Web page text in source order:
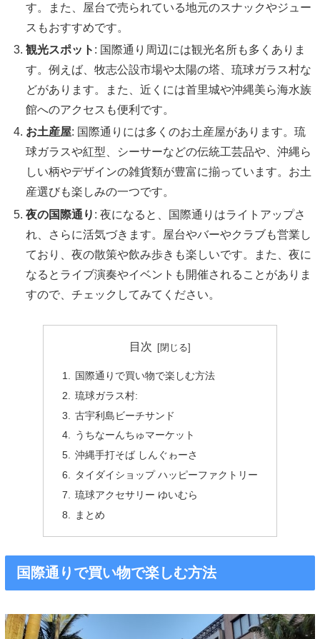
す。また、屋台で売られている地元のスナックやジュー
スもおすすめです。
観光スポット : 国際通り周辺には観光名所も多くありま
す。例えば、牧志公設市場や太陽の塔、琉球ガラス村な
どがあります。また、近くには首里城や沖縄美ら海水族
館へのアクセスも便利です。
お土産屋: 国際通りには多くのお土産屋があります。琉
球ガラスや紅型、シーサーなどの伝統工芸品や、沖縄ら
しい柄やデザインの雑貨類が豊富に揃っています。お土
産選びも楽しみの一つです。
夜の国際通り : 夜になると、国際通りはライトアップさ
れ、さらに活気づきます。屋台やバーやクラブも営業し
ており、夜の散策や飲み歩きも楽しいです。また、夜に
なるとライブ演奏やイベントも開催されることがありま
すので、チェックしてみてください。
目次
国際通りで買い物で楽しむ方法
琉球ガラス村:
古宇利島ビーチサンド
うちなーんちゅマーケット
沖縄手打そば しんぐゎーさ
タイダイショップ ハッピーファクトリー
琉球アクセサリー ゆいむら
まとめ
国際通りで買い物で楽しむ方法